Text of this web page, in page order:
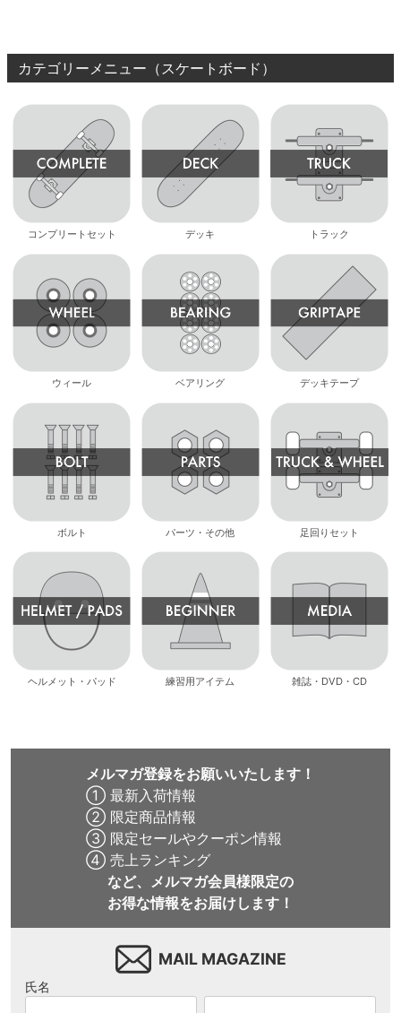
カテゴリーメニュー（スケートボード）
コンプリートセット デッキ トラック
ウィール ベアリング デッキテープ
ボルト パーツ・その他 足回りセット
ヘルメット・パッド 練習用アイテム 雑誌・DVD・CD
メルマガ登録をお願いいたします！
① 最新入荷情報
② 限定商品情報
③ 限定セールやクーポン情報
④ 売上ランキング
など、メルマガ会員様限定の
お得な情報をお届けします！
MAIL MAGAZINE
氏名